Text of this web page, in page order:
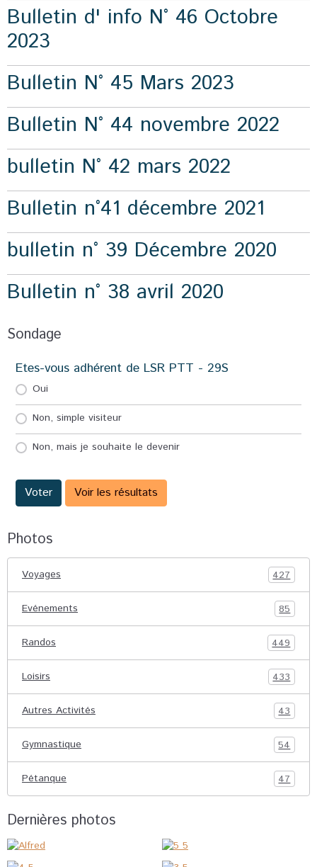
Bulletin d' info N° 46 Octobre
2023
Bulletin N° 45 Mars 2023
Bulletin N° 44 novembre 2022
bulletin N° 42 mars 2022
Bulletin n°41 décembre 2021
bulletin n° 39 Décembre 2020
Bulletin n° 38 avril 2020
Sondage
Etes-vous adhérent de LSR PTT - 29S
Oui
Non, simple visiteur
Non, mais je souhaite le devenir
Voter Voir les résultats
Photos
Voyages 427
Evénements 85
Randos 449
Loisirs 433
Autres Activités 43
Gymnastique 54
Pétanque 47
Dernières photos